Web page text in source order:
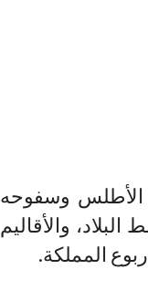
و05 درجات بمرتفعات الأطلس وسفوحه
و15 درجة بكل من وسط البلاد، والأقاليم